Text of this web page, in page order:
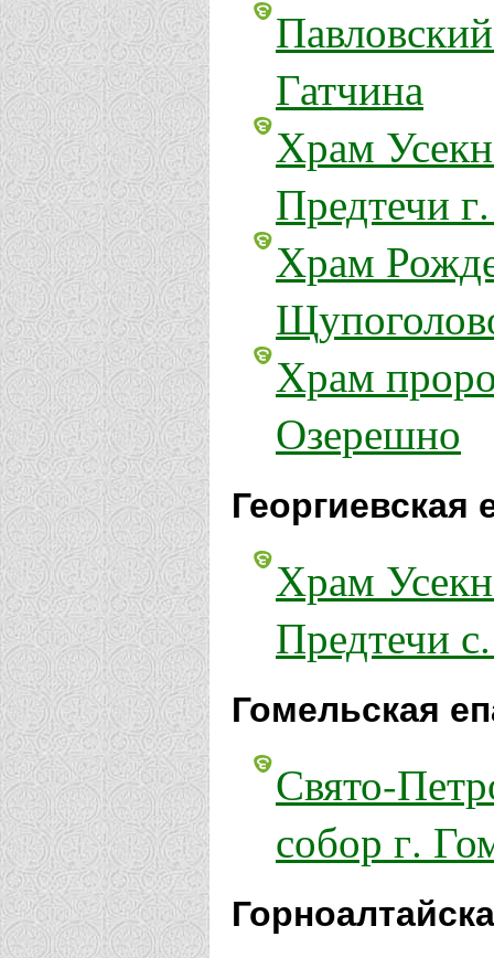
Гатчина
Храм
Предтечи
Храм
Храм
Озерешно
Георгиевская
Храм
Предтечи
Гомельская
Свято-
собор г.